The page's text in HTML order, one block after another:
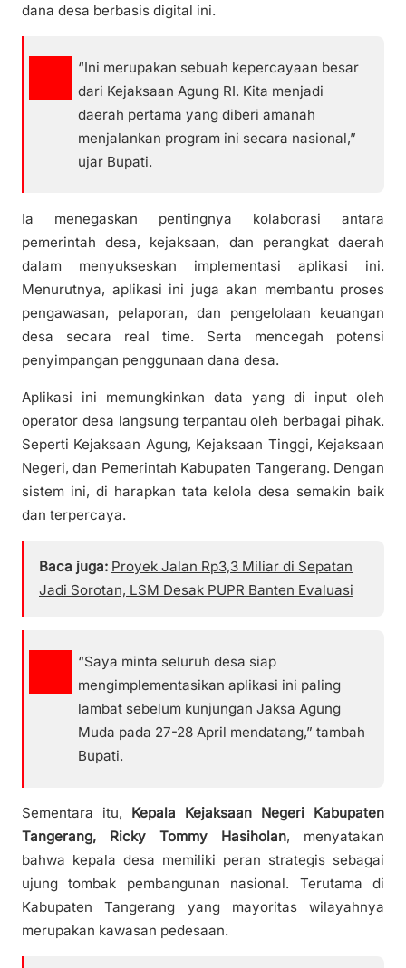
dana desa berbasis digital ini.
“Ini merupakan sebuah kepercayaan besar
dari Kejaksaan Agung RI. Kita menjadi
daerah pertama yang diberi amanah
menjalankan program ini secara nasional,”
ujar Bupati.
Ia menegaskan pentingnya kolaborasi antara
pemerintah desa, kejaksaan, dan perangkat daerah
dalam menyukseskan implementasi aplikasi ini.
Menurutnya, aplikasi ini juga akan membantu proses
pengawasan, pelaporan, dan pengelolaan keuangan
desa secara real time. Serta mencegah potensi
penyimpangan penggunaan dana desa.
Aplikasi ini memungkinkan data yang di input oleh
operator desa langsung terpantau oleh berbagai pihak.
Seperti Kejaksaan Agung, Kejaksaan Tinggi, Kejaksaan
Negeri, dan Pemerintah Kabupaten Tangerang. Dengan
sistem ini, di harapkan tata kelola desa semakin baik
dan terpercaya.
Baca juga: Proyek Jalan Rp3,3 Miliar di Sepatan
Jadi Sorotan, LSM Desak PUPR Banten Evaluasi
“Saya minta seluruh desa siap
mengimplementasikan aplikasi ini paling
lambat sebelum kunjungan Jaksa Agung
Muda pada 27-28 April mendatang,” tambah
Bupati.
Sementara itu, Kepala Kejaksaan Negeri Kabupaten
Tangerang, Ricky Tommy Hasiholan, menyatakan
bahwa kepala desa memiliki peran strategis sebagai
ujung tombak pembangunan nasional. Terutama di
Kabupaten Tangerang yang mayoritas wilayahnya
merupakan kawasan pedesaan.